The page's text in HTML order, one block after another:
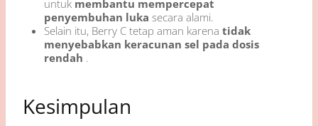
untuk membantu mempercepat
penyembuhan luka secara alami.
Selain itu, Berry C tetap aman karena tidak
menyebabkan keracunan sel pada dosis
rendah .
Kesimpulan